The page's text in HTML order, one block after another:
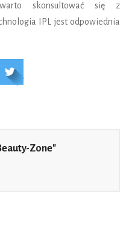
skonsultować się z
IPL jest odpowiednia
Zone"